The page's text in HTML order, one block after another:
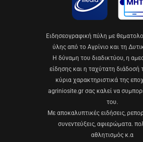
Eιδησεογραφική πύλη με
ύλης από το Αγρίνιο και τη
Η δύναμη του διαδικτύου, η
είδησης και η ταχύτατη διάδοσή
κύρια χαρακτηριστικά της
agriniosite.gr σας καλεί να
του.
Με αποκαλυπτικές ειδήσεις,
συνεντεύξεις, αφιερώματα.
αθλητισμός κ.α